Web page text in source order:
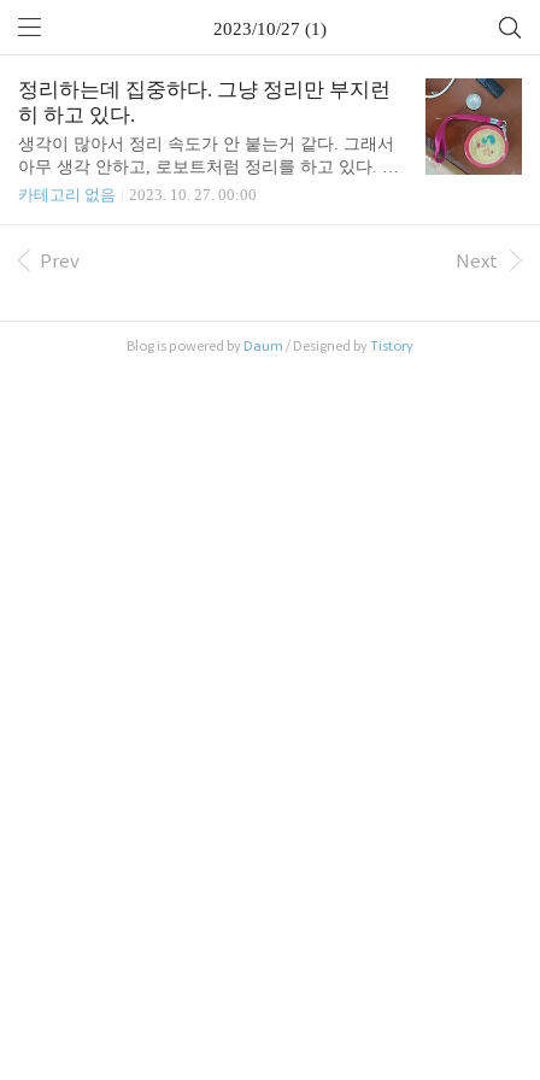
2023/10/27 (1)
정리하는데 집중하다. 그냥 정리만 부지런
히 하고 있다.
생각이 많아서 정리 속도가 안 붙는거 같다. 그래서
아무 생각 안하고, 로보트처럼 정리를 하고 있다. 아
이 보여주려고 찾아놨는데.. 어디로 또 간건지. 진짜
카테고리 없음 2023. 10. 27. 00:00
Prev Next
Blog is powered by Daum / Designed byTistory